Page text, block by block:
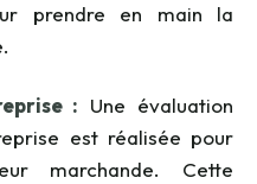
prendre en main la
: Une évaluation
est réalisée pour
marchande. Cette